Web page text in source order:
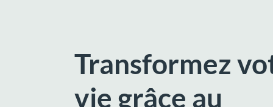
Transformez
vie grâce au